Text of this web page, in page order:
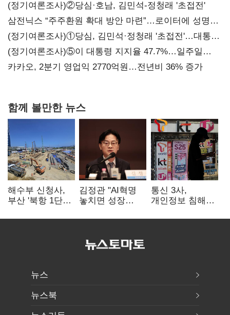
(정기여론조사)②당심·호남, 김민석-정청래 '초접전'
삼전닉스 “주주환원 확대 방안 마련”…로이터에 성명
보내
(정기여론조사)①당심, 김민석·정청래 '초접전'…대통령
지지도 '50% 아래로'(종합)
(정기여론조사)⑤이 대통령 지지율 47.7%…일주일
만에 다시 40%대
카카오, 2분기 영업익 2770억원…전년비 36% 증가
함께 볼만한 뉴스
해수부 신청사,
부산 '북항 1단계'
완공 목표
김정관 "AI혁명
놓치면 성장
메가프로젝트·
통신 3사,
개인정보 침해
시정…공정위
뉴스
뉴스북